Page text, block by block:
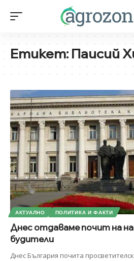
Етикет:Паисий
АКТУАЛНО ПОЛИТИКА И ФАКТИ
Днес отдаваме почит на
будители
Днес България почита